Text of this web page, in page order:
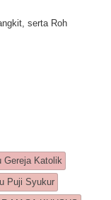
serta Roh
Gereja Katolik
Puji Syukur